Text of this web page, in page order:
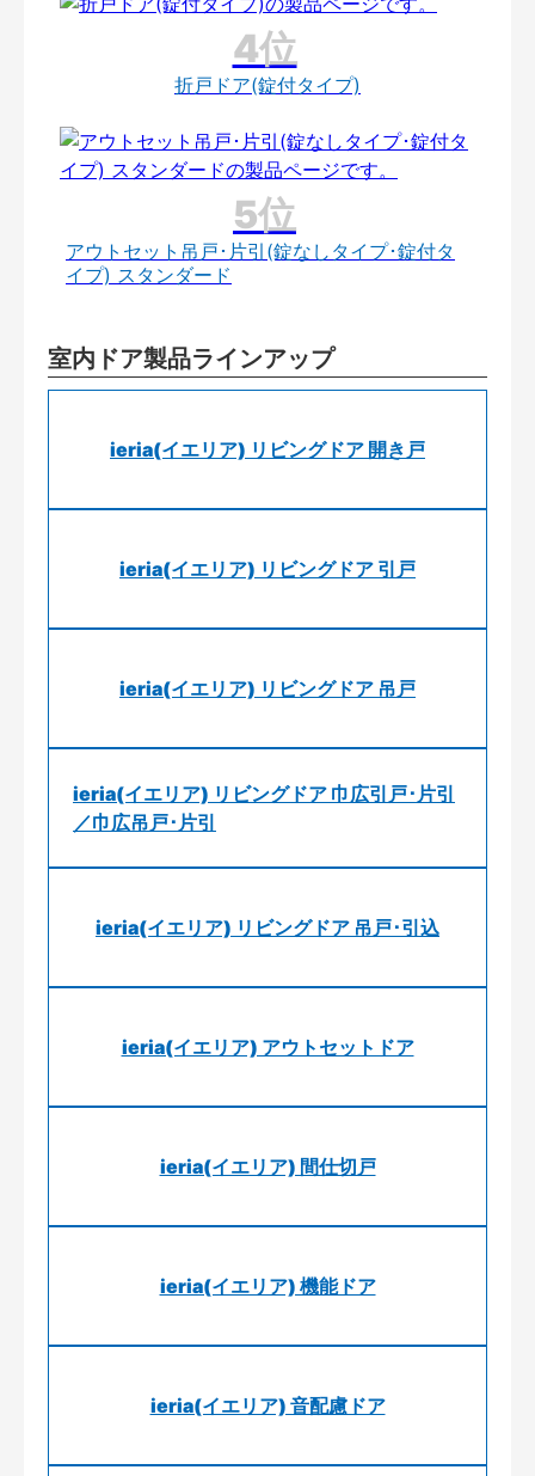
折戸ドア(錠付タイプ)
アウトセット吊戸･片引(錠なしタイプ･錠付タ
イプ) スタンダード
室内ドア製品ラインアップ
ieria(イエリア) リビングドア 開き戸
ieria(イエリア) リビングドア 引戸
ieria(イエリア) リビングドア 吊戸
ieria(イエリア) リビングドア 巾広引戸･片引
／巾広吊戸･片引
ieria(イエリア) リビングドア 吊戸･引込
ieria(イエリア) アウトセットドア
ieria(イエリア) 間仕切戸
ieria(イエリア) 機能ドア
ieria(イエリア) 音配慮ドア